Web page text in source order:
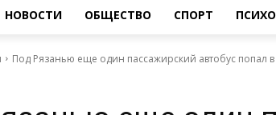
НОВОСТИ ОБЩЕСТВО СПОРТ
Под Рязанью еще один пассажирский автобус попал